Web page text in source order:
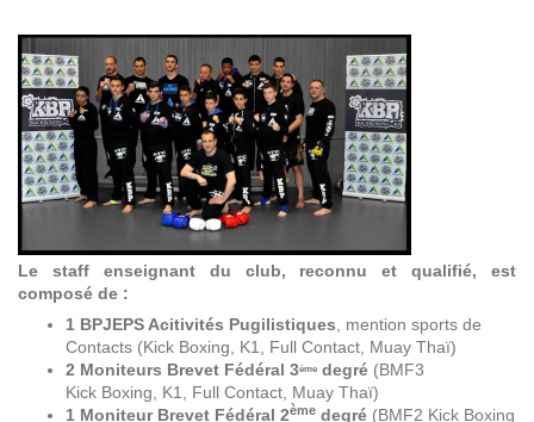
Le staff enseignant du club, reconnu et qualifié, est
composé de :
1 BPJEPS Acitivités Pugilistiques , mention sports de
Contacts (Kick Boxing, K1, Full Contact, Muay Thaï)
2 Moniteurs Brevet Fédéral 3ème degré (BMF3
Kick Boxing, K1, Full Contact, Muay Thaï)
1 Moniteur Brevet Fédéral 2ème degré (BMF2 Kick Boxing